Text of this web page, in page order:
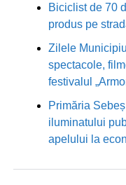
Biciclist de 70
produs pe
Zilele
spectacole,
festivalul
Primăria
iluminatului
apelului la